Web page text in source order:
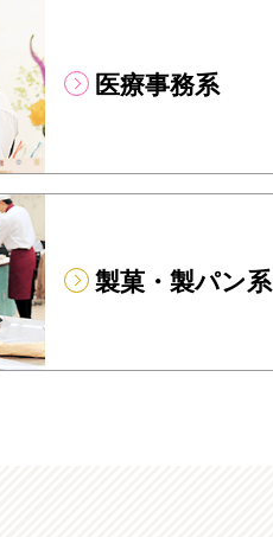
医療事務系
製菓・製パン系